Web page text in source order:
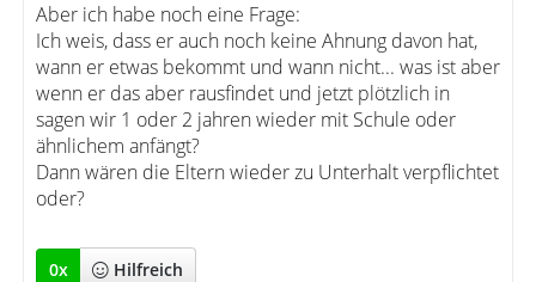
Aber ich habe noch eine Frage:
Ich weis, dass er auch noch keine Ahnung davon hat,
wann er etwas bekommt und wann nicht... was ist aber
wenn er das aber rausfindet und jetzt plötzlich in
sagen wir 1 oder 2 jahren wieder mit Schule oder
ähnlichem anfängt?
Dann wären die Eltern wieder zu Unterhalt verpflichtet
oder?
0x Hilfreich